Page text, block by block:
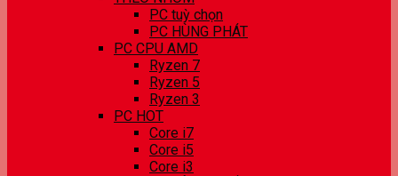
PC tuỳ chọn
PC HÙNG PHÁT
PC CPU AMD
Ryzen 7
Ryzen 5
Ryzen 3
PC HOT
Core i7
Core i5
Core i3